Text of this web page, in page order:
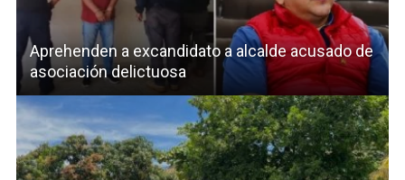
Aprehenden a excandidato a alcalde acusado de
asociación delictuosa